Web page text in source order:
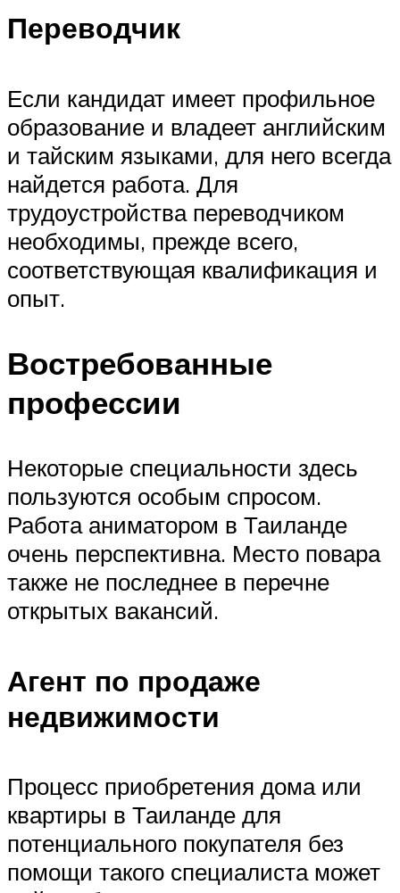
Переводчик
Если кандидат имеет профильное
образование и владеет английским
и тайским языками, для него всегда
найдется работа. Для
трудоустройства переводчиком
необходимы, прежде всего,
соответствующая квалификация и
опыт.
Востребованные
профессии
Некоторые специальности здесь
пользуются особым спросом.
Работа аниматором в Таиланде
очень перспективна. Место повара
также не последнее в перечне
открытых вакансий.
Агент по продаже
недвижимости
Процесс приобретения дома или
квартиры в Таиланде для
потенциального покупателя без
помощи такого специалиста может